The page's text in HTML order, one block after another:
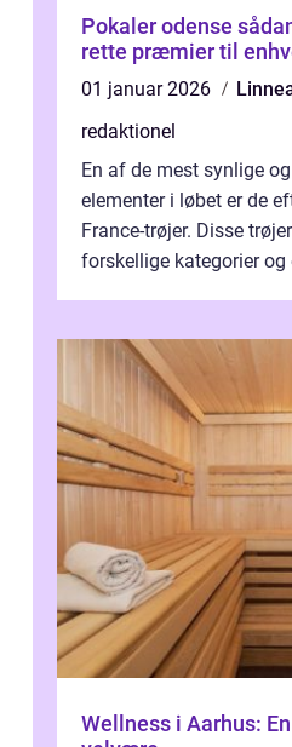
Pokaler odense sådan finder du de
rette præmier til
01 januar 2026
redaktionel
En af de mest synlige
elementer i løbet er de
France-trøjer. Disse
forskellige kategorier og
Wellness i Aarhus: